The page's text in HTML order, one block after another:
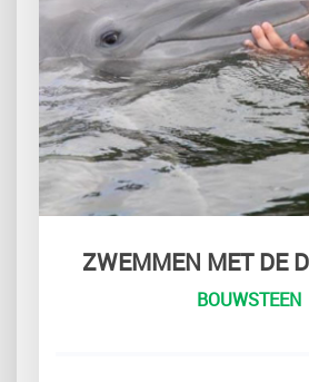
ZWEMMEN MET DE
BOUWSTEEN